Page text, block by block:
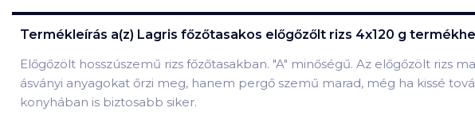
Termékleírás a(z) Lagris főzőtasakos előgőzőlt rizs 4x120 g
Előgőzölt hosszúszemű rizs főzőtasakban. "A" minőségű. Az előgőzölt rizs
ásványi anyagokat őrzi meg, hanem pergő szemű marad, még ha kissé
konyhában is biztosabb siker.